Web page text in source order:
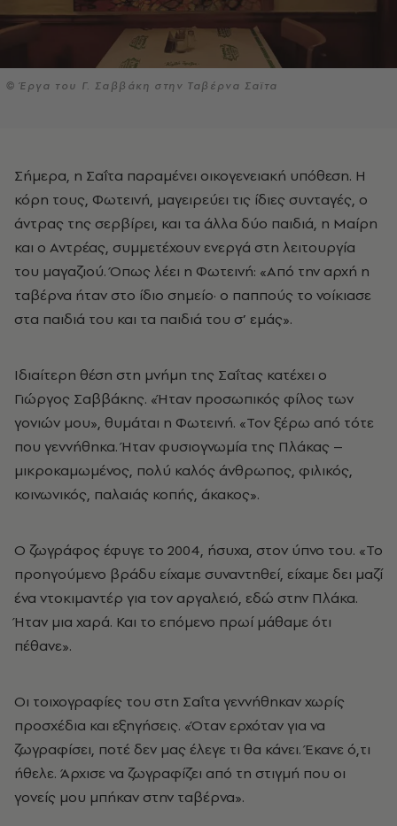
© Έργα του Γ. Σαββάκη στην Ταβέρνα Σαϊτα
Σήμερα, η Σαΐτα παραμένει οικογενειακή υπόθεση. Η
κόρη τους, Φωτεινή, μαγειρεύει τις ίδιες συνταγές, ο
άντρας της σερβίρει, και τα άλλα δύο παιδιά, η Μαίρη
και ο Αντρέας, συμμετέχουν ενεργά στη λειτουργία
του μαγαζιού. Όπως λέει η Φωτεινή: «Από την αρχή η
ταβέρνα ήταν στο ίδιο σημείο· ο παππούς το νοίκιασε
στα παιδιά του και τα παιδιά του σ’ εμάς».
Ιδιαίτερη θέση στη μνήμη της Σαΐτας κατέχει ο
Γιώργος Σαββάκης. «Ήταν προσωπικός φίλος των
γονιών μου», θυμάται η Φωτεινή. «Τον ξέρω από τότε
που γεννήθηκα. Ήταν φυσιογνωμία της Πλάκας –
μικροκαμωμένος, πολύ καλός άνθρωπος, φιλικός,
κοινωνικός, παλαιάς κοπής, άκακος».
Ο ζωγράφος έφυγε το 2004, ήσυχα, στον ύπνο του. «Το
προηγούμενο βράδυ είχαμε συναντηθεί, είχαμε δει μαζί
ένα ντοκιμαντέρ για τον αργαλειό, εδώ στην Πλάκα.
Ήταν μια χαρά. Και το επόμενο πρωί μάθαμε ότι
πέθανε».
Οι τοιχογραφίες του στη Σαΐτα γεννήθηκαν χωρίς
προσχέδια και εξηγήσεις. «Όταν ερχόταν για να
ζωγραφίσει, ποτέ δεν μας έλεγε τι θα κάνει. Έκανε ό,τι
ήθελε. Άρχισε να ζωγραφίζει από τη στιγμή που οι
γονείς μου μπήκαν στην ταβέρνα».